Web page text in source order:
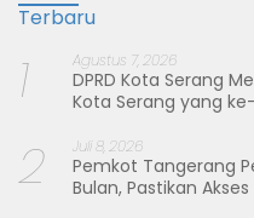
Terbaru
1 Agustus 7, 2026
DPRD Kota Serang
Kota Serang yang
2 Juli 8, 2026
Pemkot Tangerang
Bulan, Pastikan